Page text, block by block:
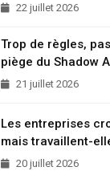
22 juillet 2026
Trop de règles,
piège du Shadow
21 juillet 2026
Les entreprises
mais travaillent-
20 juillet 2026